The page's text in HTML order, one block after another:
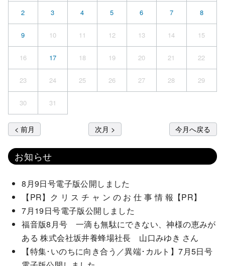
2 3 4 5 6 7 8
9 10 11 12 13 14 15
16 17 18 19 20 21 22
23 24 25 26 27 28 29
30 31
< 前月 次月 > 今月へ戻る
お知らせ
8月9日号電子版公開しました
【PR】ク リ ス チ ャ ン の お 仕 事 情 報【PR】
7月19日号電子版公開しました
福音版8月号 一滴も無駄にできない、神様の恵みが
ある 株式会社坂井養蜂場社長 山口みゆき さん
【特集･いのちに向き合う／異端･カルト】7月5日号